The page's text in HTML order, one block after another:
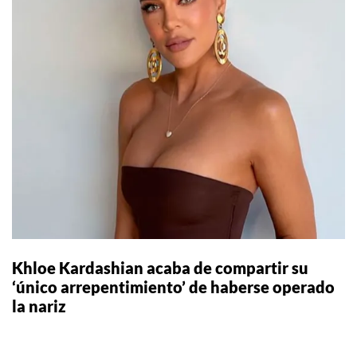
Khloe Kardashian acaba de compartir su
‘único arrepentimiento’ de haberse operado
la nariz